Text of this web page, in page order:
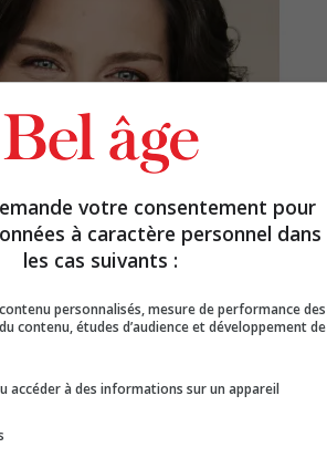
votre consentement pour
à caractère personnel dans
les cas suivants :
personnalisés, mesure de performance des
contenu, études d’audience et développement de
accéder à des informations sur un appareil